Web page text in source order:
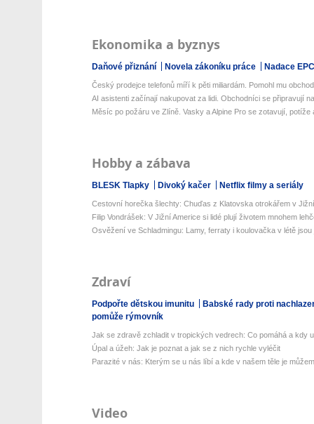
Ekonomika a byznys
Daňové přiznání Novela zákoníku práce Nadace
Český prodejce telefonů míří k pěti miliardám. Pomohl mu
AI asistenti začínají nakupovat za lidi. Obchodníci se připravují
Měsíc po požáru ve Zlíně. Vasky a Alpine Pro se zotavují, potíže
Hobby a zábava
BLESK Tlapky Divoký kačer Netflix filmy a seriály
Cestovní horečka šlechty: Chuďas z Klatovska otrokářem v
Filip Vondrášek: V Jižní Americe si lidé plují životem mnohem
Osvěžení ve Schladmingu: Lamy, ferraty i koulovačka v létě jsou
Zdraví
Podpořte dětskou imunitu
Babské rady proti
pomůže rýmovník
Jak se zdravě zchladit v tropických vedrech: Co pomáhá a kdy
Úpal a úžeh: Jak je poznat a jak se z nich rychle vyléčit
Parazité v nás: Kterým se u nás líbí a kde v našem těle je
Video